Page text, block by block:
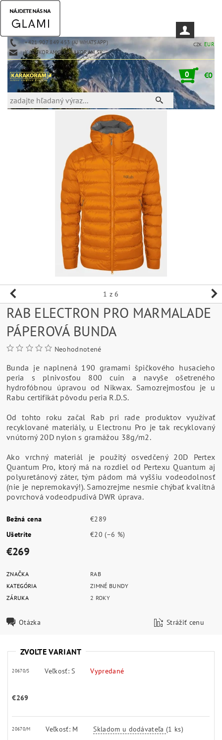
+421 907 849 453 (AJ WHATSAPP)
KARAKORAM@KARAKORAM.SK
CZK EUR
0 €0
1 z 6
RAB ELECTRON PRO MARMALADE
PÁPEROVÁ BUNDA
Neohodnotené
Bunda je naplnená 190 gramami špičkového husacieho
peria s plnivosťou 800 cuin a navyše ošetreného
hydrofóbnou úpravou od Nikwax. Samozrejmosťou je u
Rabu certifikát pôvodu peria R.D.S.
Od tohto roku začal Rab pri rade produktov využívať
recyklované materiály, u Electronu Pro je tak recyklovaný
vnútorný 20D nylon s gramážou 38g/m2.
Ako vrchný materiál je použitý osvedčený 20D Pertex
Quantum Pro, ktorý má na rozdiel od Pertexu Quantum aj
polyuretánový záter, tým pádom má vyššiu vodeodolnosť
(nie je nepremokavý!). Samozrejme nesmie chýbať kvalitná
povrchová vodeodpudivá DWR úprava.
Bežná cena
€289
Ušetríte
€20(–6 %)
€269
ZNAČKA
RAB
KATEGÓRIA
ZIMNÉ BUNDY
ZÁRUKA
2 ROKY
Otázka Strážiť cenu
ZVOĽTE VARIANT
20670/S Veľkosť: S Vypredané
€269
20670/M Veľkosť: M Skladom u dodávateľa(1 ks)